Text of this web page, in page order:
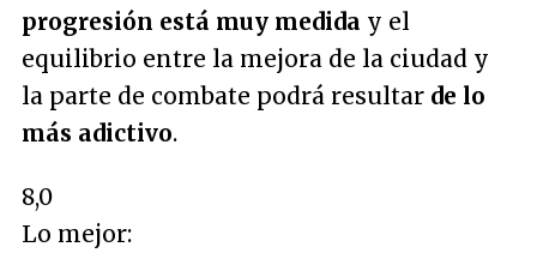
progresión está muy medida y el
equilibrio entre la mejora de la ciudad y
la parte de combate podrá resultar de lo
más adictivo.
8,0
Lo mejor: